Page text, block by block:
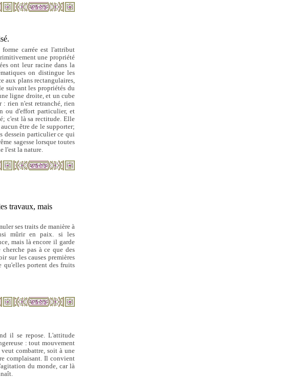
carrée est l'attribut
une propriété
ont leur racine dans la
on distingue les
aux plans rectangulaires,
suivant les propriétés du
ligne droite, et un cube
rien n'est retranché, rien
ou d'effort particulier, et
c'est là sa rectitude. Elle
être de le supporter;
dessein particulier ce qui
sagesse lorsque toutes
l'est la nature.
travaux, mais
ses traits de manière à
mûrir en paix. si les
mais là encore il garde
pas à ce que des
sur les causes premières
qu'elles portent des fruits
il se repose. L'attitude
: tout mouvement
combattre, soit à une
complaisant. Il convient
du monde, car là